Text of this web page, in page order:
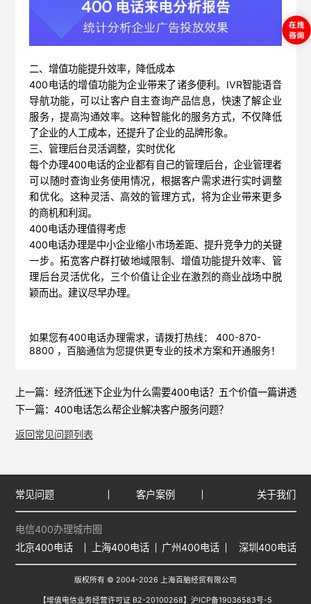
二、增值功能提升效率，降低成本
400电话的增值功能为企业带来了诸多便利。IVR智能语音
导航功能，可以让客户自主查询产品信息，快速了解企业
服务，提高沟通效率。这种智能化的服务方式，不仅降低
了企业的人工成本，还提升了企业的品牌形象。
三、管理后台灵活调整，实时优化
每个办理400电话的企业都有自己的管理后台，企业管理者
可以随时查询业务使用情况，根据客户需求进行实时调整
和优化。这种灵活、高效的管理方式，将为企业带来更多
的商机和利润。
400电话办理值得考虑
400电话办理是中小企业缩小市场差距、提升竞争力的关键
一步。拓宽客户群打破地域限制、增值功能提升效率、管
理后台灵活优化，三个价值让企业在激烈的商业战场中脱
颖而出。建议尽早办理。
如果您有400电话办理需求，请拨打热线： 400-870-
8800 ，百脑通信为您提供更专业的技术方案和开通服务！
上一篇： 经济低迷下企业为什么需要400电话？五个价值一篇讲透
下一篇： 400电话怎么帮企业解决客户服务问题？
返回常见问题列表
常见问题 客户案例 关于我们
电信400办理城市圈
北京400电话
上海400电话 广州400电话 深圳400电话
版权所有 © 2004-2026 上海百脑经贸有限公司
【增值电信业务经营许可证 B2-20100268】 沪ICP备19036583号-5